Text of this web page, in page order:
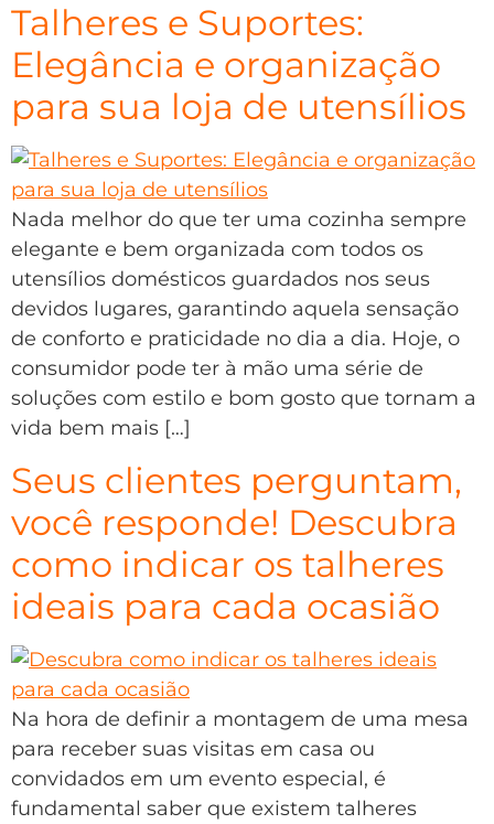
Talheres e Suportes:
Elegância e organização
para sua loja de utensílios
Nada melhor do que ter uma cozinha sempre
elegante e bem organizada com todos os
utensílios domésticos guardados nos seus
devidos lugares, garantindo aquela sensação
de conforto e praticidade no dia a dia. Hoje, o
consumidor pode ter à mão uma série de
soluções com estilo e bom gosto que tornam a
vida bem mais […]
Seus clientes perguntam,
você responde! Descubra
como indicar os talheres
ideais para cada ocasião
Na hora de definir a montagem de uma mesa
para receber suas visitas em casa ou
convidados em um evento especial, é
fundamental saber que existem talheres